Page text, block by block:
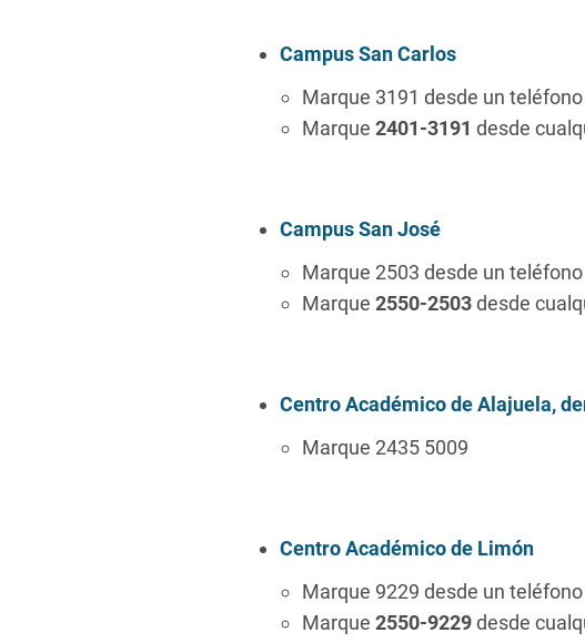
Campus San Carlos
Marque 3191 desde un
Marque 2401-3191 desde
Campus San José
Marque 2503 desde un
Marque 2550-2503desde
Centro Académico de Alajuela,
Marque 2435 5009
Centro Académico de Limón
Marque 9229 desde un
Marque 2550-9229desde